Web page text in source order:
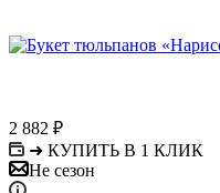
2 882 ₽
➜ КУПИТЬ В 1 КЛИК
Не сезон